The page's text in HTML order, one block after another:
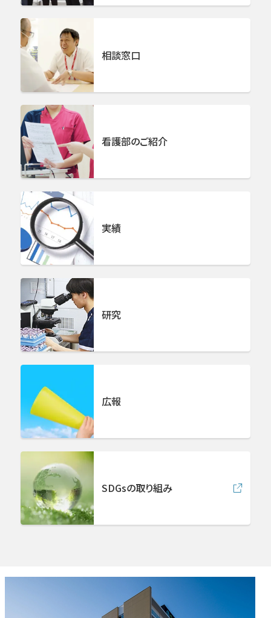
リハビリテーション科
婦人科 女性ロボット・腹腔鏡手術部門
泌尿器科
形成外科
麻酔科
画像診断科
放射線治療センター
病理診断科
中央手術部
急病救急センター
集中治療センター
血液浄化センター
相談窓口
看護部のご紹介
実績
研究
広報
SDGsの取り組み